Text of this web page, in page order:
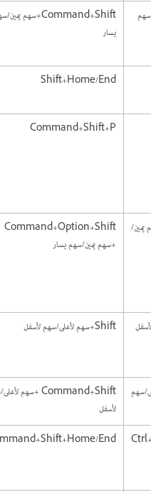
Command+Shift+سهم يمين/سهم
Shift+Home/End
Command+Shift+P
Command+Option+Shift
+سهم يمين/سهم يسار
Shift+سهم لأعلى/سهم لأسفل
Command+Shift +سهم لأعلى/سهم
Command+Shift+Home/End